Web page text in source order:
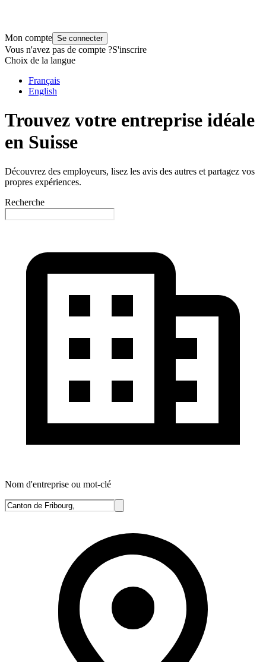
Mon compte Se connecter
Vous n'avez pas de compte ?S'inscrire
Choix de la langue
Français
English
Trouvez votre entreprise idéale
en Suisse
Découvrez des employeurs, lisez les avis des autres et partagez vos
propres expériences.
Recherche
Nom d'entreprise ou mot-clé